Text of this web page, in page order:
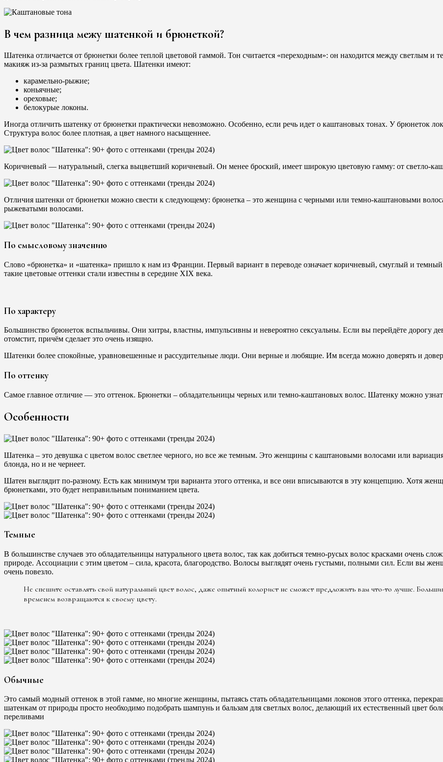
В чем разница межу шатенкой и брюнеткой?
Шатенка отличается от брюнетки более теплой цветовой гаммой. Тон считается «переходным»: он находится между светлым
макияж из-за размытых границ цвета. Шатенки имеют:
карамельно-рыжие;
коньячные;
ореховые;
белокурые локоны.
Иногда отличить шатенку от брюнетки практически невозможно. Особенно, если речь идет о каштановых тонах. У брюнеток
Структура волос более плотная, а цвет намного насыщеннее.
Коричневый — натуральный, слегка выцветший коричневый. Он менее броский, имеет широкую цветовую гамму: от светло-
Отличия шатенки от брюнетки можно свести к следующему: брюнетка – это женщина с черными или темно-каштановыми
рыжеватыми волосами.
По смысловому значению
Слово «брюнетка» и «шатенка» пришло к нам из Франции. Первый вариант в переводе означает коричневый, смуглый и
такие цветовые оттенки стали известны в середине XIX века.
По характеру
Большинство брюнеток вспыльчивы. Они хитры, властны, импульсивны и невероятно сексуальны. Если вы перейдёте дорогу
отомстит, причём сделает это очень изящно.
Шатенки более спокойные, уравновешенные и рассудительные люди. Они верные и любящие. Им всегда можно доверять и
По оттенку
Самое главное отличие — это оттенок. Брюнетки – обладательницы черных или темно-каштановых волос. Шатенку можно
Особенности
Шатенка – это девушка с цветом волос светлее черного, но все же темным. Это женщины с каштановыми волосами или
блонда, но и не чернеет.
Шатен выглядит по-разному. Есть как минимум три варианта этого оттенка, и все они вписываются в эту концепцию. Хотя
брюнетками, это будет неправильным пониманием цвета.
Темные
В большинстве случаев это обладательницы натурального цвета волос, так как добиться темно-русых волос красками очень
природе. Ассоциации с этим цветом – сила, красота, благородство. Волосы выглядят очень густыми, полными сил. Если вы
очень повезло.
Не спешите оставлять свой натуральный цвет волос, даже опытный колорист не сможет предложить вам что-то лучше.
временем возвращаются к своему цвету.
Обычные
Это самый модный оттенок в этой гамме, но многие женщины, пытаясь стать обладательницами локонов этого оттенка,
шатенкам от природы просто необходимо подобрать шампунь и бальзам для светлых волос, делающий их естественный цвет
переливами